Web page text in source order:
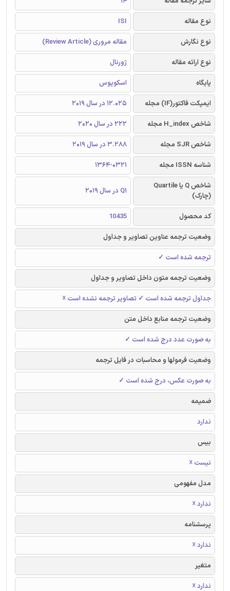
نوع مقاله
ISI
نوع نگارش
مقاله مروری (Review Article)
نوع ارائه مقاله
ژورنال
پایگاه
اسکوپوس
ایمپکت فاکتور(IF) مجله
12.025 در سال 2019
شاخص H_index مجله
222 در سال 2020
شاخص SJR مجله
3.288 در سال 2019
شناسه ISSN مجله
1364-0321
شاخص Q یا Quartile
(چارک)
Q1 در سال 2019
کد محصول
10435
وضعیت ترجمه عناوین تصاویر و جداول
ترجمه شده است ✓
وضعیت ترجمه متون داخل تصاویر و جداول
جداول ترجمه شده است ✓ تصاویر ترجمه نشده است ☓
وضعیت ترجمه منابع داخل متن
به صورت عدد درج شده است ✓
وضعیت فرمولها و محاسبات در فایل ترجمه
به صورت عکس، درج شده است ✓
ضمیمه
ندارد
بیس
نیست ☓
مدل مفهومی
ندارد ☓
پرسشنامه
ندارد ☓
متغیر
ندارد ☓